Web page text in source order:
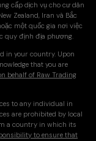
cấp dịch vụ cho cư dân
Zealand, Iran và Bắc
một quốc gia nơi việc
quy định địa phương.
in your country. Upon
that you are
behalf of Raw Trading
to any individual in
are prohibited by local
a country in which its
to ensure that